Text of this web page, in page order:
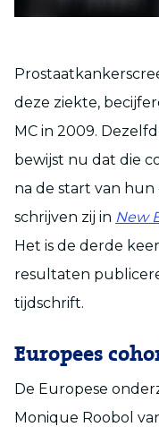
deze ziekte,
MC in 2009.
bewijst nu dat die
na de start van
schrijven zij in New
Het is de derde
resultaten
tijdschrift.
Europees
De Europese
Monique Roobol